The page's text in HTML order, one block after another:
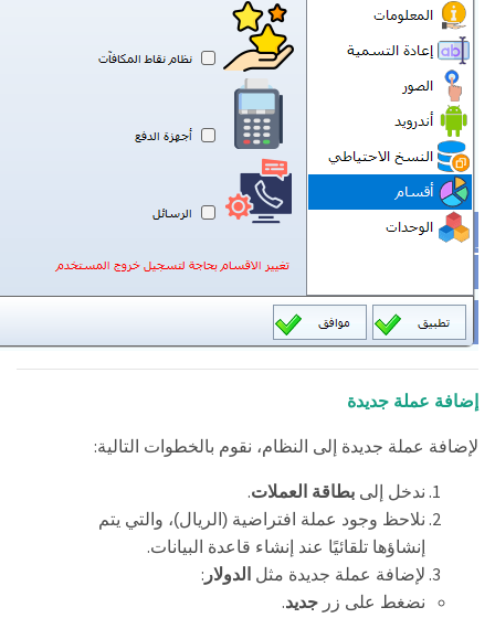
إضافة عملة جديدة
لإضافة عملة جديدة إلى النظام، نقوم بالخطوات التالية:
ندخل إلى بطاقة العملات.
نلاحظ وجود عملة افتراضية (الريال)، والتي يتم
إنشاؤها تلقائيًا عند إنشاء قاعدة البيانات.
لإضافة عملة جديدة مثل الدولار :
نضغط على زر جديد.